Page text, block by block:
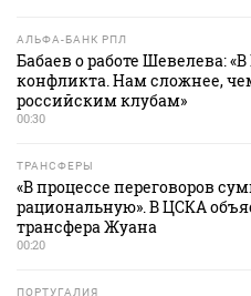
АЛЬФА-БАНК РПЛ
Бабаев о работе Шевелева:
конфликта. Нам сложнее,
российским клубам»
00:30
ТРАНСФЕРЫ
«В процессе переговоров
рациональную». В ЦСКА
трансфера Жуана
00:20
ПОРТУГАЛИЯ